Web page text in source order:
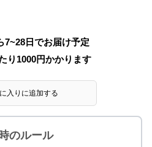
7~28日でお届け予定
り 1000円かかります
入りに追加する
のルール